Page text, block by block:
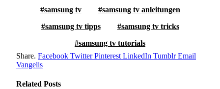
samsung tv
samsung tv anleitungen
samsung tv tipps
samsung tv tricks
samsung tv tutorials
Share. Facebook Twitter Pinterest LinkedIn Tumblr Email
Vangelis
Related Posts